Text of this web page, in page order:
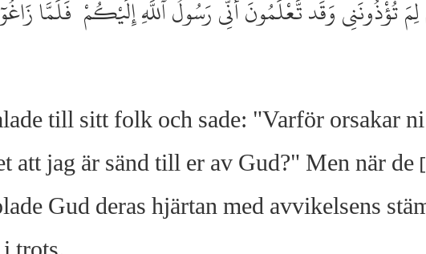
تُؤْذُونَنِى وَقَد تَّعْلَمُونَ أَنِّى رَسُولُ ٱللَّهِ إِلَيْكُمْ ۖ فَلَمَّا زَاغُوٓاْ
till sitt folk och sade: "Varför orsakar
att jag är sänd till er av Gud?" Men när
Gud deras hjärtan med avvikelsens